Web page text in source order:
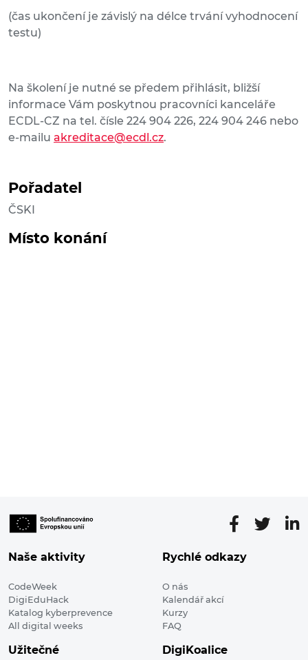
(čas ukončení je závislý na délce trvání vyhodnocení
testu)
Na školení je nutné se předem přihlásit, bližší
informace Vám poskytnou pracovníci kanceláře
ECDL-CZ na tel. čísle 224 904 226, 224 904 246 nebo
e-mailu akreditace@ecdl.cz.
Pořadatel
ČSKI
Místo konání
Naše aktivity
CodeWeek
DigiEduHack
Katalog kyberprevence
All digital weeks
Rychlé odkazy
O nás
Kalendář akcí
Kurzy
FAQ
Užitečné DigiKoalice